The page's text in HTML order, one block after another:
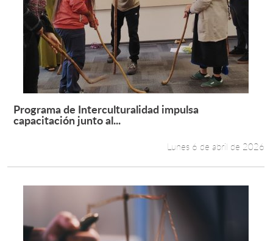
Leer más +
Programa de Interculturalidad impulsa
capacitación junto al...
Lunes 6 de abril de 2026